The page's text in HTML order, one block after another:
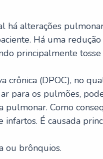
há alterações
Há uma
principalmente
crônica (DPOC), no
para os pulmões,
pulmonar. Como
infartos. É causada
ou brônquios.